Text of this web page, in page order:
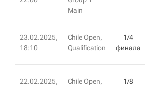
Main
23.02.2025,
18:10
Chile Open,
Qualification
1/4
финала
22.02.2025,
Chile Open,
1/8